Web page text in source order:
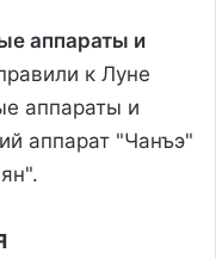
аппараты и
к Луне
аппараты и
аппарат "Чанъэ"